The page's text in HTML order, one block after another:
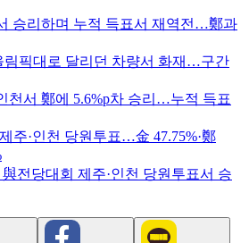
승리하며 누적 득표서 재역전…鄭과
림픽대로 달리던 차량서 화재…구간
천서 鄭에 5.6%p차 승리…누적 득표
주·인천 당원투표…金 47.75%·鄭
전당대회 제주·인천 당원투표서 승